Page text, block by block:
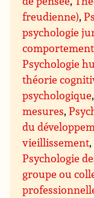
freudienne),
psychologie
Psychologie
théorie
psychologique
mesures,
du
vieillissement,
Psychologie
groupe ou